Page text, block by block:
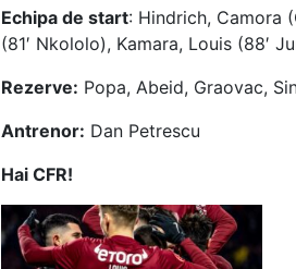
Echipa de start: Hindrich, Camora
(81′ Nkololo), Kamara, Louis (88′
Rezerve: Popa, Abeid, Graovac,
Antrenor: Dan Petrescu
Hai CFR!